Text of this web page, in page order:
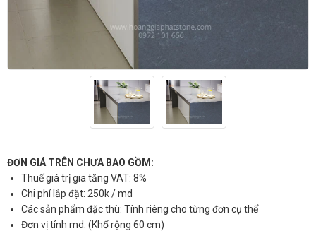
ĐƠN GIÁ TRÊN CHƯA BAO GỒM:
Thuế giá trị gia tăng VAT: 8%
Chi phí lắp đặt: 250k / md
Các sản phẩm đặc thù: Tính riêng cho từng đơn cụ thể
Đơn vị tính md: (Khổ rộng 60 cm)